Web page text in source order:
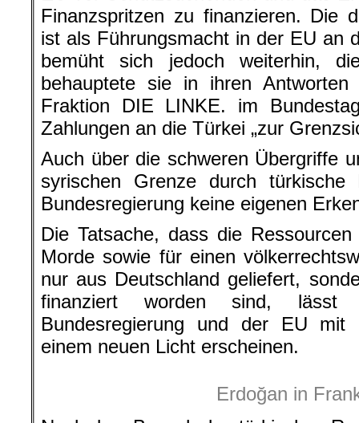
Finanzspritzen zu finanzieren. Die
ist als Führungsmacht in der EU an
bemüht sich jedoch weiterhin,
behauptete sie in ihren
Fraktion DIE LINKE. im
Zahlungen an die Türkei „zur
Auch über die schweren Übergriffe
syrischen Grenze durch türkische
Bundesregierung keine eigenen
Die Tatsache, dass die
Morde sowie für einen
nur aus Deutschland geliefert,
finanziert worden sind, lässt
Bundesregierung und der EU mit
einem neuen Licht erscheinen.
Erdoğan in